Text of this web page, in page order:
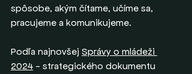
spôsobe, akým čítame, učíme sa,
pracujeme a komunikujeme.
Podľa najnovšej Správy o mládeži
2024 - strategického dokumentu